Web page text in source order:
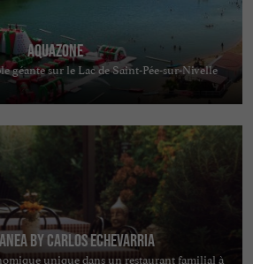
Aquazone
géante sur le Lac de Saint-Pée-sur-Nivelle
by Carlos Echevarria
unique dans un restaurant familial à